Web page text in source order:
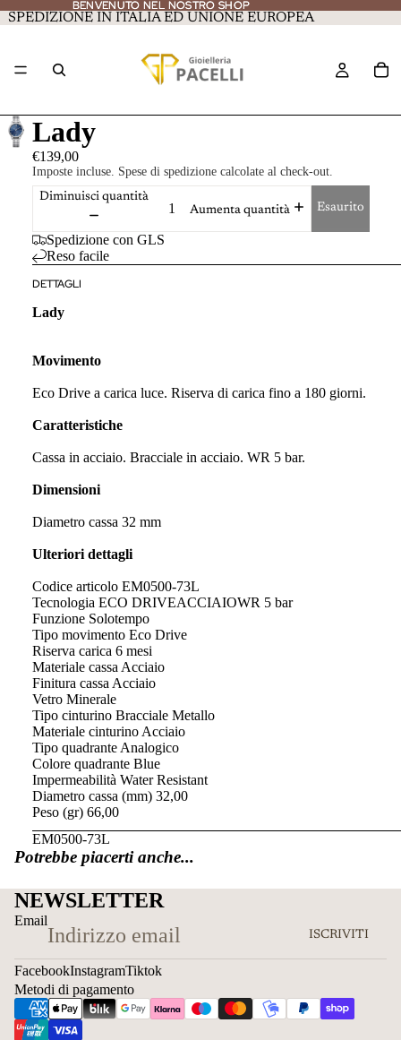
BENVENUTO NEL NOSTRO SHOP
BENVENUTO NEL NOSTRO SHOP
SPEDIZIONE IN ITALIA ED UNIONE EUROPEA
Lady
€139,00
Imposte incluse. Spese di spedizione calcolate al check-out.
Diminuisci quantità
Aumenta quantità
Esaurito
Spedizione con GLS
Reso facile
DETTAGLI
Lady
Movimento
Eco Drive a carica luce. Riserva di carica fino a 180 giorni.
Caratteristiche
Cassa in acciaio. Bracciale in acciaio. WR 5 bar.
Dimensioni
Diametro cassa 32 mm
Ulteriori dettagli
Codice articolo EM0500-73L
Tecnologia ECO DRIVEACCIAIOWR 5 bar
Funzione Solotempo
Tipo movimento Eco Drive
Riserva carica 6 mesi
Materiale cassa Acciaio
Finitura cassa Acciaio
Vetro Minerale
Tipo cinturino Bracciale Metallo
Materiale cinturino Acciaio
Tipo quadrante Analogico
Colore quadrante Blue
Impermeabilità Water Resistant
Diametro cassa (mm) 32,00
Peso (gr) 66,00
EM0500-73L
Potrebbe piacerti anche...
NEWSLETTER
Email
ISCRIVITI
FacebookInstagramTiktok
Metodi di pagamento